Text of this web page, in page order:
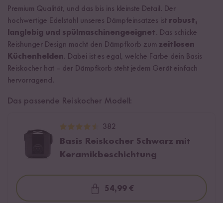
Premium Qualität, und das bis ins kleinste Detail. Der
hochwertige Edelstahl unseres Dämpfeinsatzes ist robust,
langlebig und spülmaschinengeeignet. Das schicke
Reishunger Design macht den Dämpfkorb zum zeitlosen
Küchenhelden. Dabei ist es egal, welche Farbe dein Basis
Reiskocher hat – der Dämpfkorb steht jedem Gerät einfach
hervorragend.
Das passende Reiskocher Modell:
382
Basis Reiskocher Schwarz mit
Keramikbeschichtung
Loading...
54,99 €